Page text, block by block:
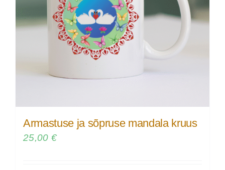
Armastuse ja sõpruse mandala kruus
25,00 €